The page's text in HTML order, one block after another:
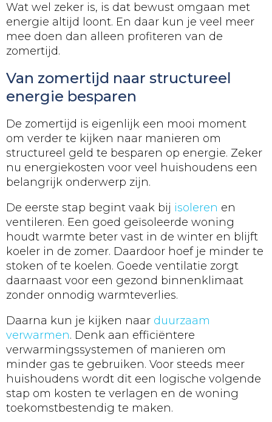
Wat wel zeker is, is dat bewust omgaan met
energie altijd loont. En daar kun je veel meer
mee doen dan alleen profiteren van de
zomertijd.
Van zomertijd naar structureel
energie besparen
De zomertijd is eigenlijk een mooi moment
om verder te kijken naar manieren om
structureel geld te besparen op energie. Zeker
nu energiekosten voor veel huishoudens een
belangrijk onderwerp zijn.
De eerste stap begint vaak bij isoleren en
ventileren. Een goed geïsoleerde woning
houdt warmte beter vast in de winter en blijft
koeler in de zomer. Daardoor hoef je minder te
stoken of te koelen. Goede ventilatie zorgt
daarnaast voor een gezond binnenklimaat
zonder onnodig warmteverlies.
Daarna kun je kijken naar duurzaam
verwarmen. Denk aan efficiëntere
verwarmingssystemen of manieren om
minder gas te gebruiken. Voor steeds meer
huishoudens wordt dit een logische volgende
stap om kosten te verlagen en de woning
toekomstbestendig te maken.